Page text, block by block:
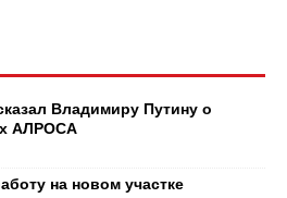
Владимиру Путину о
АЛРОСА
на новом участке